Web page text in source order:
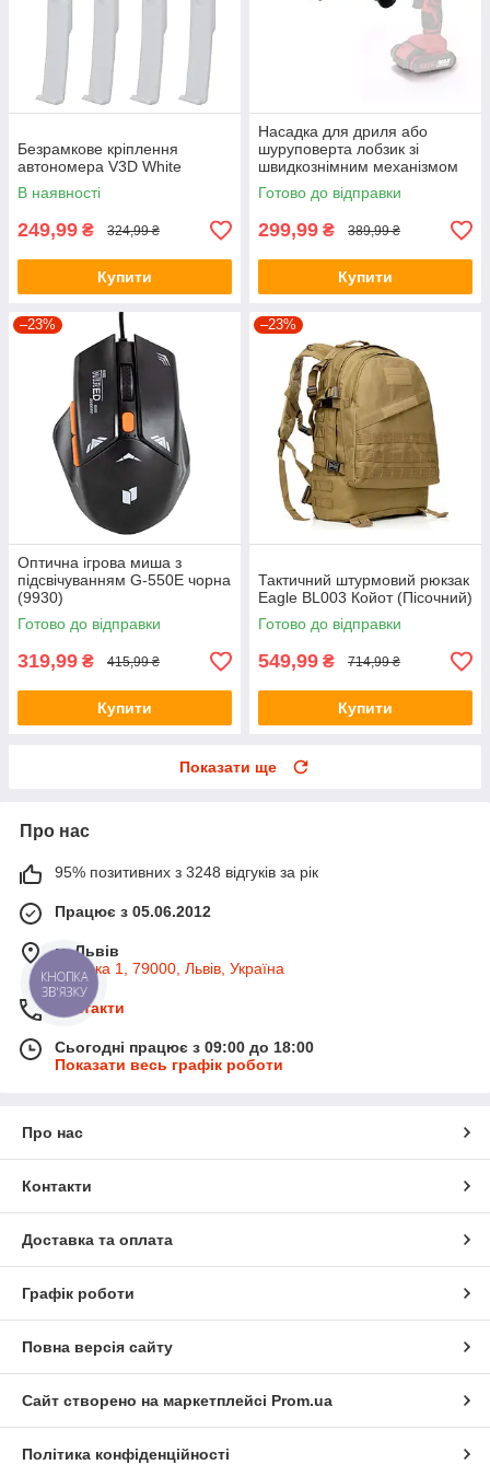
Безрамкове кріплення
автономера V3D White
В наявності
249,99 ₴ 324,99 ₴
Купити
Насадка для дриля або
шуруповерта лобзик зі
швидкознімним механізмом
SAW KT-107
Готово до відправки
299,99 ₴ 389,99 ₴
Купити
–23%
Оптична ігрова миша з
підсвічуванням G-550E чорна
(9930)
Готово до відправки
319,99 ₴ 415,99 ₴
Купити
–23%
Тактичний штурмовий рюкзак
Eagle BL003 Койот (Пісочний)
Готово до відправки
549,99 ₴ 714,99 ₴
Купити
Показати ще
Про нас
95% позитивних з 3248 відгуків за рік
Працює з 05.06.2012
м. Львів
Широка 1, 79000, Львів, Україна
Контакти
Сьогодні працює з 09:00 до 18:00
Показати весь графік роботи
Про нас
Контакти
Доставка та оплата
Графік роботи
Повна версія сайту
Сайт створено на маркетплейсі Prom.ua
Політика конфіденційності
КНОПКА
ЗВ'ЯЗКУ